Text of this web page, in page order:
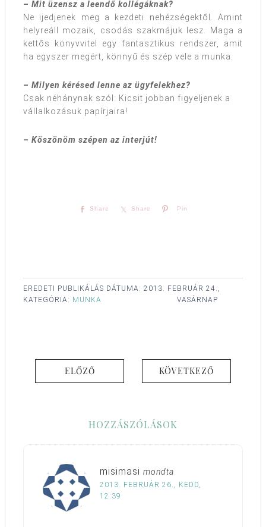
– Mit üzensz a leendő kollégáknak?
Ne ijedjenek meg a kezdeti nehézségektől. Amint
helyreáll mozaik, csodás szakmájuk lesz. Maga a
kettős könyvvitel egy fantasztikus rendszer, amit
ha egyszer megért, könnyű és szép vele a munka.
– Milyen kérésed lenne az ügyfelekhez?
Csak néhánynak szól: Kicsit jobban figyeljenek a
vállalkozásuk papírjaira!
– Köszönöm szépen az interjút!
Share Share Pin
EREDETI PUBLIKÁLÁS DÁTUMA: 2013. FEBRUÁR 24.,
VASÁRNAP
KATEGÓRIA: MUNKA
ELŐZŐ KÖVETKEZŐ
HOZZÁSZÓLÁSOK
misimasi mondta
2013. FEBRUÁR 26., KEDD,
12:39